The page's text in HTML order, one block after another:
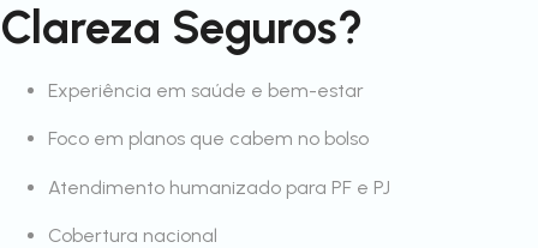
Clareza Seguros?
Experiência em saúde e bem-estar
Foco em planos que cabem no bolso
Atendimento humanizado para PF e PJ
Cobertura nacional